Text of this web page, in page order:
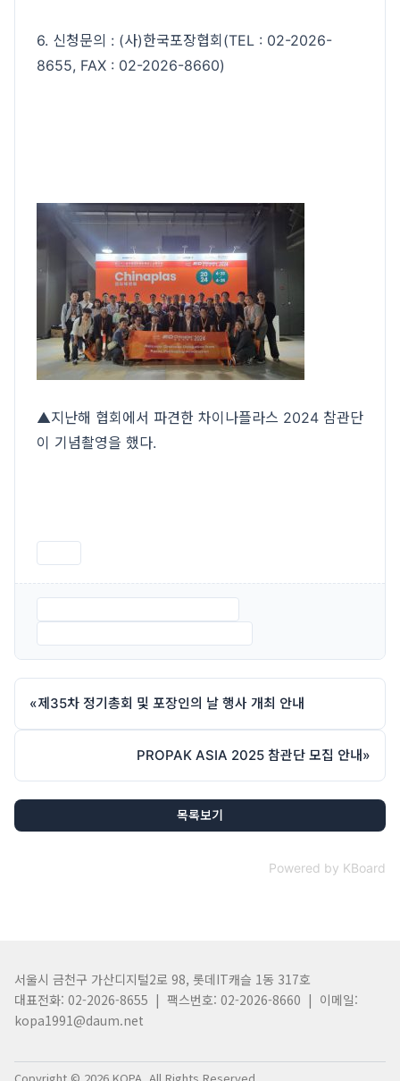
6. 신청문의 : (사)한국포장협회(TEL : 02-2026-
8655, FAX : 02-2026-8660)
▲지난해 협회에서 파견한 차이나플라스 2024 참관단
이 기념촬영을 했다.
«제35차 정기총회 및 포장인의 날 행사 개최 안내
PROPAK ASIA 2025 참관단 모집 안내»
목록보기
Powered by KBoard
서울시 금천구 가산디지털2로 98, 롯데IT캐슬 1동 317호
대표전화: 02-2026-8655 | 팩스번호: 02-2026-8660 | 이메일:
kopa1991@daum.net